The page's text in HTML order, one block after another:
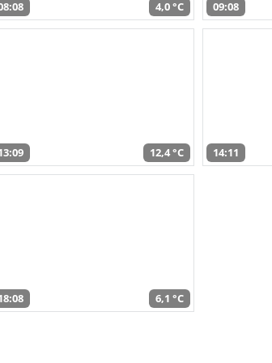
4,0 °C 09:08
12,4 °C 14:11
6,1 °C